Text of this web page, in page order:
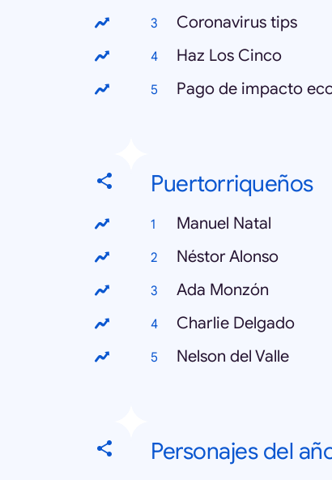
Coronavirus tips
Haz Los Cinco
Pago de impacto
Puertorriqueños
Manuel Natal
Néstor Alonso
Ada Monzón
Charlie Delgado
Nelson del Valle
Personajes del